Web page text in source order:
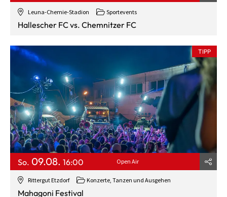
Leuna-Chemie-Stadion Sportevents
Hallescher FC vs. Chemnitzer FC
Rittergut Etzdorf Konzerte, Tanzen und Ausgehen
TIPP
So. 09.08. 16:00 Open Air
Mahagoni Festival